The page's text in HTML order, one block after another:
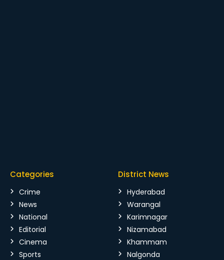
Categories
Crime
News
National
Editorial
Cinema
Sports
District News
Hyderabad
Warangal
Karimnagar
Nizamabad
Khammam
Nalgonda